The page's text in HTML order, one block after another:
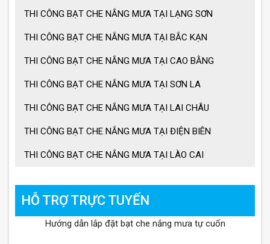
THI CÔNG BẠT CHE NẮNG MƯA TẠI LẠNG SƠN
THI CÔNG BẠT CHE NẮNG MƯA TẠI BẮC KẠN
THI CÔNG BẠT CHE NẮNG MƯA TẠI CAO BẰNG
THI CÔNG BẠT CHE NẮNG MƯA TẠI SƠN LA
THI CÔNG BẠT CHE NẮNG MƯA TẠI LAI CHÂU
THI CÔNG BẠT CHE NẮNG MƯA TẠI ĐIỆN BIÊN
THI CÔNG BẠT CHE NẮNG MƯA TẠI LÀO CAI
HỖ TRỢ TRỰC TUYẾN
Hướng dẫn lắp đặt bạt che nắng mưa tự cuốn